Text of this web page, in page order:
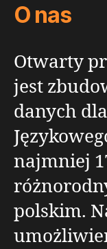
O nas
Otwarty
jest
danych
najmniej
polskim.